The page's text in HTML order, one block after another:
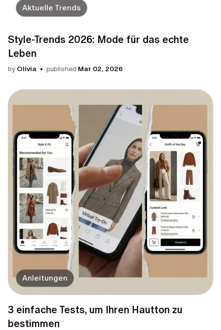
Aktuelle Trends
Style-Trends 2026: Mode für das echte
Leben
by Olivia published Mar 02, 2026
Anleitungen
3 einfache Tests, um Ihren Hautton zu
bestimmen